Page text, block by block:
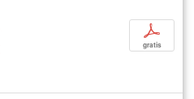
p
gratis